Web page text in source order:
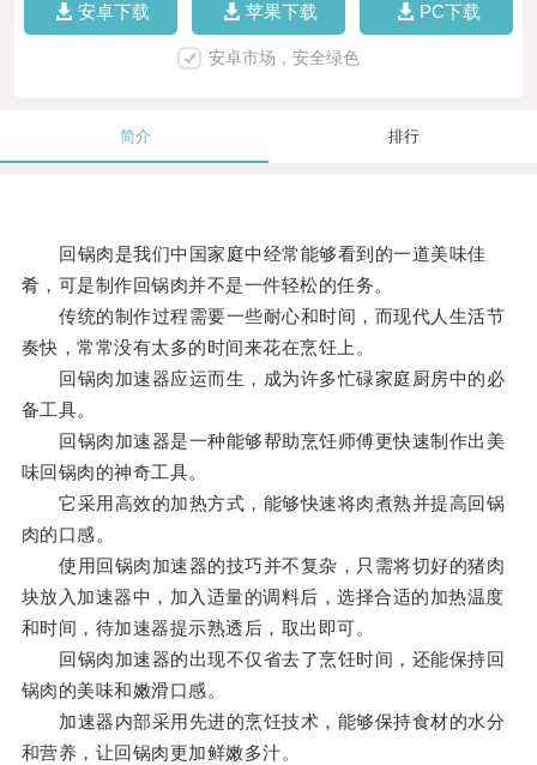
安卓下载 苹果下载 PC下载
安卓市场，安全绿色
简介 排行
回锅肉是我们中国家庭中经常能够看到的一道美味佳
肴，可是制作回锅肉并不是一件轻松的任务。
传统的制作过程需要一些耐心和时间，而现代人生活节
奏快，常常没有太多的时间来花在烹饪上。
回锅肉加速器应运而生，成为许多忙碌家庭厨房中的必
备工具。
回锅肉加速器是一种能够帮助烹饪师傅更快速制作出美
味回锅肉的神奇工具。
它采用高效的加热方式，能够快速将肉煮熟并提高回锅
肉的口感。
使用回锅肉加速器的技巧并不复杂，只需将切好的猪肉
块放入加速器中，加入适量的调料后，选择合适的加热温度
和时间，待加速器提示熟透后，取出即可。
回锅肉加速器的出现不仅省去了烹饪时间，还能保持回
锅肉的美味和嫩滑口感。
加速器内部采用先进的烹饪技术，能够保持食材的水分
和营养，让回锅肉更加鲜嫩多汁。